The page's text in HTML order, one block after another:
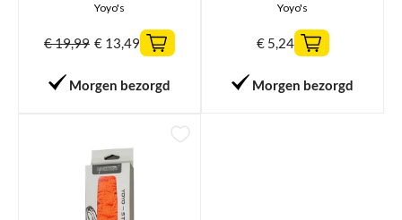
Yoyo's
€19,99 € 13,49
Morgen bezorgd
Yoyo's
€5,24
Morgen bezorgd